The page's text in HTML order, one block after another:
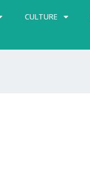
CULTURE